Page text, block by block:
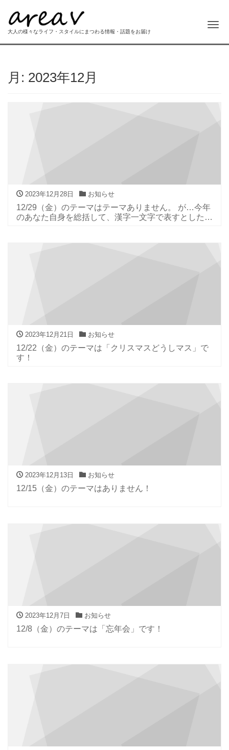
大人の様々なライフ・スタイルにまつわる情報・話題をお届け
月: 2023年12月
2023年12月28日 お知らせ
12/29（金）のテーマはテーマありません。 が…今年
のあなた自身を総括して、漢字一文字で表すとしたら
2023年12月21日 お知らせ
12/22（金）のテーマは「クリスマスどうしマス」で
す！
2023年12月13日 お知らせ
12/15（金）のテーマはありません！
2023年12月7日 お知らせ
12/8（金）のテーマは「忘年会」です！